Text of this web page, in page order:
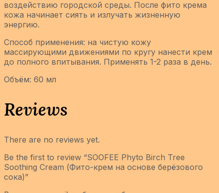
воздействию городской среды. После фито крема
кожа начинает сиять и излучать жизненную
энергию.
Способ применения: на чистую кожу
массирующими движениями по кругу нанести крем
до полного впитывания. Применять 1-2 раза в день.
Объём: 60 мл
Reviews
There are no reviews yet.
Be the first to review “SOOFEE Phyto Birch Tree
Soothing Cream (Фито-крем на основе берёзового
сока)”